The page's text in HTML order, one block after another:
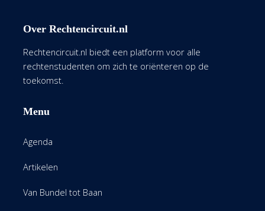
Over Rechtencircuit.nl
Rechtencircuit.nl biedt een platform voor alle
rechtenstudenten om zich te oriënteren op de
toekomst.
Menu
Agenda
Artikelen
Van Bundel tot Baan